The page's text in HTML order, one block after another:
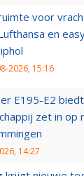
voor
en
2026, 15:16
E195-E2
zet in op
14:27